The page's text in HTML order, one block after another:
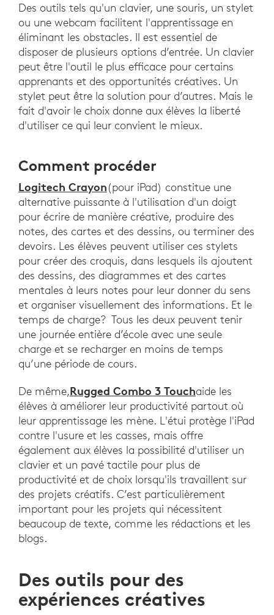
Des outils tels qu'un clavier, une souris, un stylet
ou une webcam facilitent l'apprentissage en
éliminant les obstacles. Il est essentiel de
disposer de plusieurs options d’entrée. Un clavier
peut être l'outil le plus efficace pour certains
apprenants et des opportunités créatives. Un
stylet peut être la solution pour d’autres. Mais le
fait d'avoir le choix donne aux élèves la liberté
d'utiliser ce qui leur convient le mieux.
Comment procéder
Logitech Crayon(pour iPad) constitue une
alternative puissante à l'utilisation d'un doigt
pour écrire de manière créative, produire des
notes, des cartes et des dessins, ou terminer des
devoirs. Les élèves peuvent utiliser ces stylets
pour créer des croquis, dans lesquels ils ajoutent
des dessins, des diagrammes et des cartes
mentales à leurs notes pour leur donner du sens
et organiser visuellement des informations. Et le
temps de charge? Tous les deux peuvent tenir
une journée entière d’école avec une seule
charge et se recharger en moins de temps
qu’une période de cours.
De même,Rugged Combo 3 Touchaide les
élèves à améliorer leur productivité partout où
leur apprentissage les mène. L'étui protège l'iPad
contre l'usure et les casses, mais offre
également aux élèves la possibilité d'utiliser un
clavier et un pavé tactile pour plus de
productivité et de choix lorsqu'ils travaillent sur
des projets créatifs. C’est particulièrement
important pour les projets qui nécessitent
beaucoup de texte, comme les rédactions et les
blogs.
Des outils pour des
expériences créatives